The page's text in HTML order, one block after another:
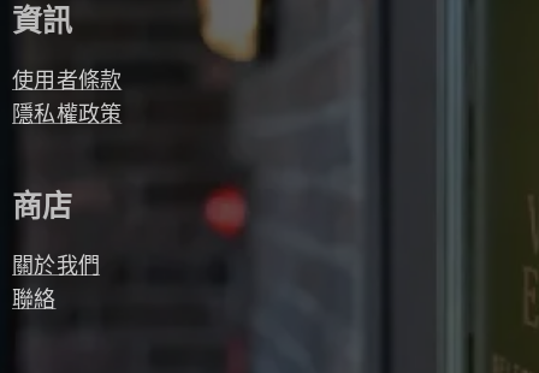
資訊
使用者條款
隱私權政策
商店
關於我們
聯絡